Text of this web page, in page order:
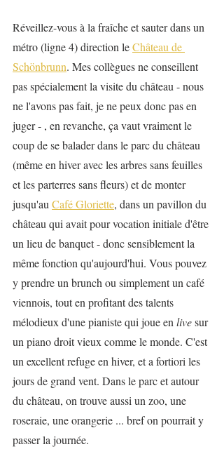
Réveillez-vous à la fraîche et sauter dans un
métro (ligne 4) direction le Château de
Schönbrunn. Mes collègues ne conseillent
pas spécialement la visite du château - nous
ne l'avons pas fait, je ne peux donc pas en
juger - , en revanche, ça vaut vraiment le
coup de se balader dans le parc du château
(même en hiver avec les arbres sans feuilles
et les parterres sans fleurs) et de monter
jusqu'au Café Gloriette, dans un pavillon du
château qui avait pour vocation initiale d'être
un lieu de banquet - donc sensiblement la
même fonction qu'aujourd'hui. Vous pouvez
y prendre un brunch ou simplement un café
viennois, tout en profitant des talents
mélodieux d'une pianiste qui joue en live sur
un piano droit vieux comme le monde. C'est
un excellent refuge en hiver, et a fortiori les
jours de grand vent. Dans le parc et autour
du château, on trouve aussi un zoo, une
roseraie, une orangerie ... bref on pourrait y
passer la journée.